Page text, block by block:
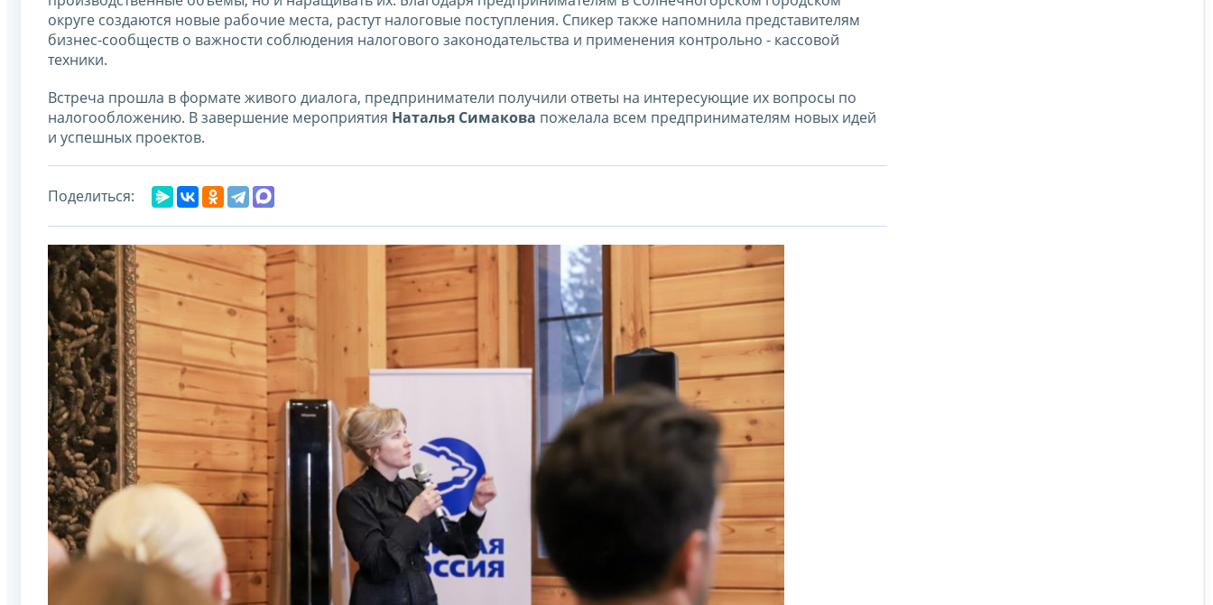
округе создаются новые рабочие места, растут налоговые поступления. Спикер также напомнила представителям
бизнес-сообществ о важности соблюдения налогового законодательства и применения контрольно - кассовой
техники.
Встреча прошла в формате живого диалога, предприниматели получили ответы на интересующие их вопросы по
налогообложению. В завершение мероприятия Наталья Симакова пожелала всем предпринимателям новых идей
и успешных проектов.
Поделиться: